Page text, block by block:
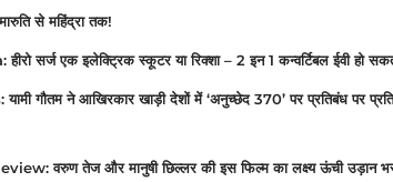
से महिंद्रा तक!
सर्ज एक इलेक्ट्रिक स्कूटर या रिक्शा – 2 इन 1 कन्वर्टिबल ईवी हो
ने आखिरकार खाड़ी देशों में ‘अनुच्छेद 370’ पर प्रतिबंध पर
वरुण तेज और मानुषी छिल्लर की इस फिल्म का लक्ष्य ऊंची उड़ान